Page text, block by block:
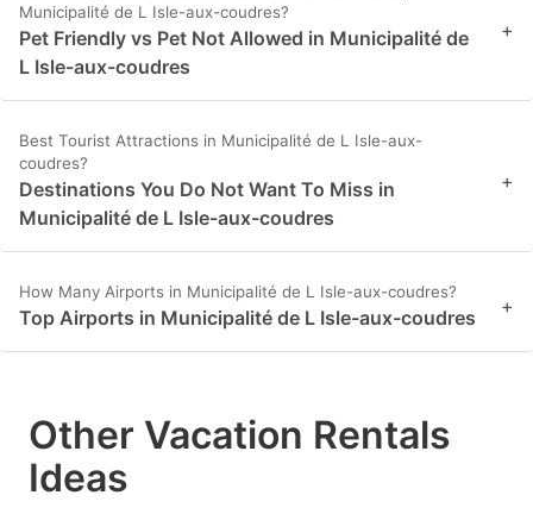
Municipalité de L Isle-aux-coudres?
Pet Friendly vs Pet Not Allowed in Municipalité de
L Isle-aux-coudres
+
Best Tourist Attractions in Municipalité de L Isle-aux-
coudres?
Destinations You Do Not Want To Miss in
Municipalité de L Isle-aux-coudres
+
How Many Airports in Municipalité de L Isle-aux-coudres?
Top Airports in Municipalité de L Isle-aux-coudres +
Other Vacation Rentals
Ideas